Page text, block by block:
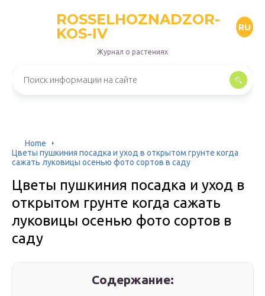
ROSSELHOZNADZOR-
KOS-IV
RU
Журнал о растениях
Home
Цветы пушкиния посадка и уход в открытом грунте когда
сажать луковицы осенью фото сортов в саду
Цветы пушкиния посадка и уход в
открытом грунте когда сажать
луковицы осенью фото сортов в
саду
Содержание: